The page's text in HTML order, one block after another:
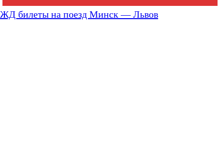
ЖД билеты на поезд Минск — Львов